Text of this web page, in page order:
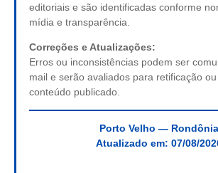
editoriais e são identificadas conforme
mídia e transparência.
Correções e Atualizações:
Erros ou inconsistências podem ser
mail e serão avaliados para retificação
conteúdo publicado.
Porto Velho — Rondônia
Atualizado em: 07/08/